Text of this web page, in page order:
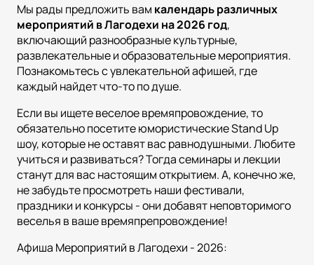
Мы рады предложить вам календарь различных
мероприятий вЛагодехи на2026 год,
включающий разнообразные культурные,
развлекательные и образовательные мероприятия.
Познакомьтесь с увлекательной афишей, где
каждый найдет что-то по душе.
Если вы ищете веселое времяпровождение, то
обязательно посетите юмористические Stand Up
шоу, которые не оставят вас равнодушными. Любите
учиться и развиваться? Тогда семинары и лекции
станут для вас настоящим открытием. А, конечно же,
не забудьте просмотреть наши фестивали,
праздники и конкурсы - они добавят неповторимого
веселья в ваше времяпрепровождение!
Афиша Мероприятий в Лагодехи - 2026: